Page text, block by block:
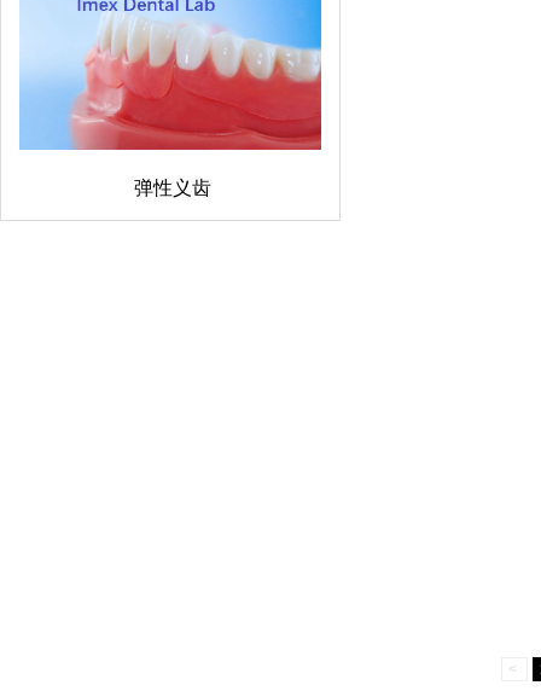
弹性义齿
<